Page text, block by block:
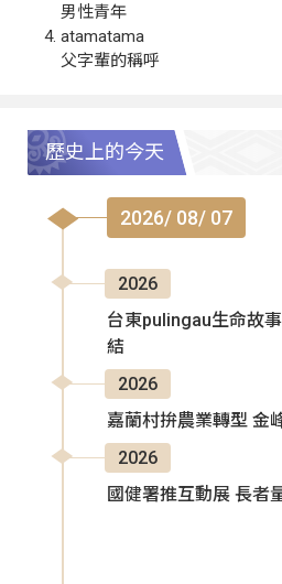
男性青年
atamatama
父字輩的稱呼
歷史上的今天
2026/ 08/ 07
2026
台東pulingau生命故
結
2026
嘉蘭村拚農業轉型 金
2026
國健署推互動展 長者